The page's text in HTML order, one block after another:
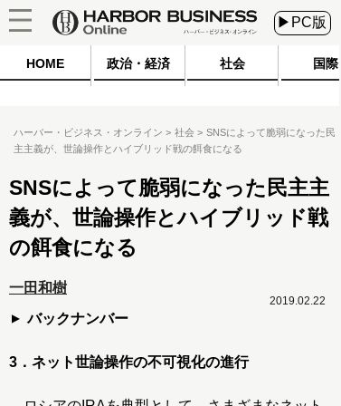
▶PC版
HOME 政治・経済 社会 国際
ハーバー・ビジネス・オンライン 社会
SNSによって脆弱になった民
主主義が、世論操作とハイブリッド戦の餌食になる
SNSによって脆弱になった民主主
義が、世論操作とハイブリッド戦
の餌食になる
一田和樹
バックナンバー
2019.02.22
3．ネット世論操作の不可視化の進行